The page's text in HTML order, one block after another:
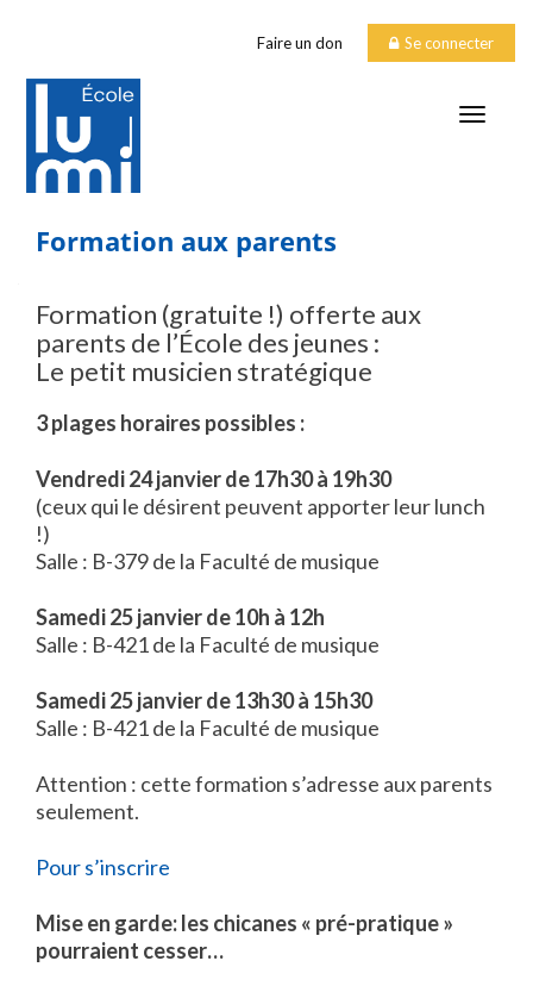
Faire un don Se connecter
Formation aux parents
Formation (gratuite !) offerte aux
parents de l’École des jeunes :
Le petit musicien stratégique
3 plages horaires possibles :
Vendredi 24 janvier de 17h30 à 19h30
(ceux qui le désirent peuvent apporter leur lunch
!)
Salle : B-379 de la Faculté de musique
Samedi 25 janvier de 10h à 12h
Salle : B-421 de la Faculté de musique
Samedi 25 janvier de 13h30 à 15h30
Salle : B-421 de la Faculté de musique
Attention : cette formation s’adresse aux parents
seulement.
Pour s’inscrire
Mise en garde: les chicanes « pré-pratique »
pourraient cesser…